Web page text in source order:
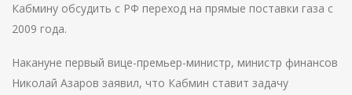
Кабмину обсудить с РФ переход на прямые поставки газа с
2009 года.
Накануне первый вице-премьер-министр, министр финансов
Николай Азаров заявил, что Кабмин ставит задачу